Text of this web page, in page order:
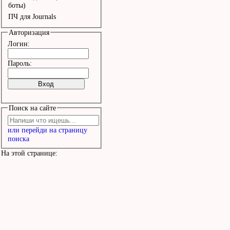
Сердце, сердце
Широка река за
И лиха волна за краем
Я найду тебя и
Поцелуй меня и прости.
Пр: Ветер через
Песней, песней нашей
боты)
ПЧ для Journals
Авторизация
Логин:
Пароль:
Поиск на сайте
или перейди на страницу
поиска
На этой странице: